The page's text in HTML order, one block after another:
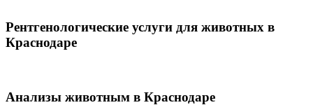
Рентгенологические услуги для животных в
Краснодаре
Анализы животным в Краснодаре